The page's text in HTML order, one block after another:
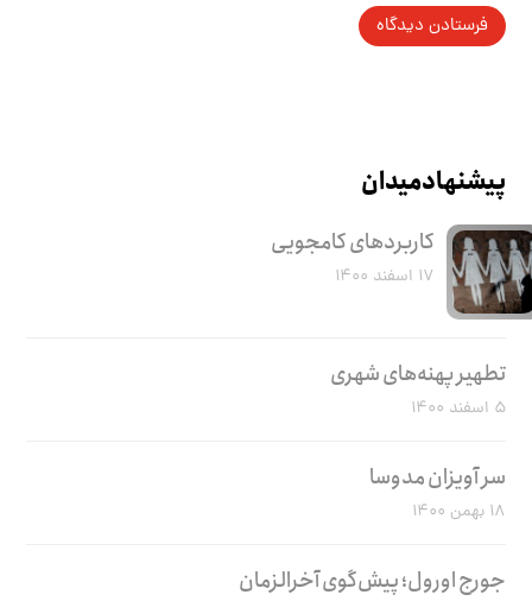
پیشنهاد میدان
کاربرد‌های کامجویی
۱۷ اسفند ۱۴۰۰
تطهیر پهنه‌های شهری
۵ اسفند ۱۴۰۰
سر آویزان مدوسا
۱۸ بهمن ۱۴۰۰
جورج اورول؛ پیش‌گوی آخرالزمان